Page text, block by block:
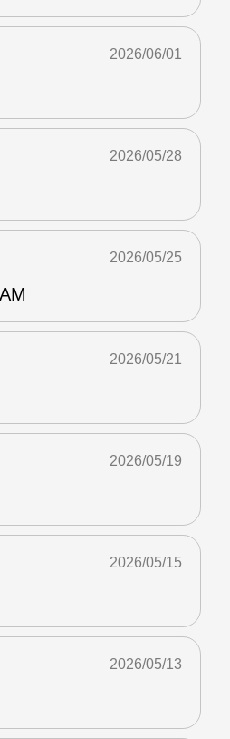
2026/06/01
2026/05/28
2026/05/25
2026/05/21
2026/05/19
2026/05/15
2026/05/13